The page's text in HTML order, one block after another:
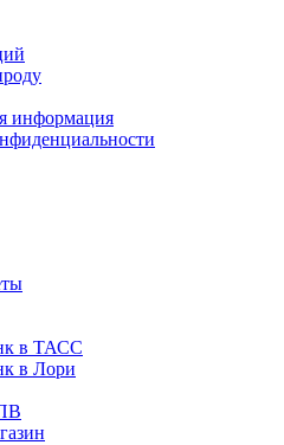
информация
в ТАСС
в Лори